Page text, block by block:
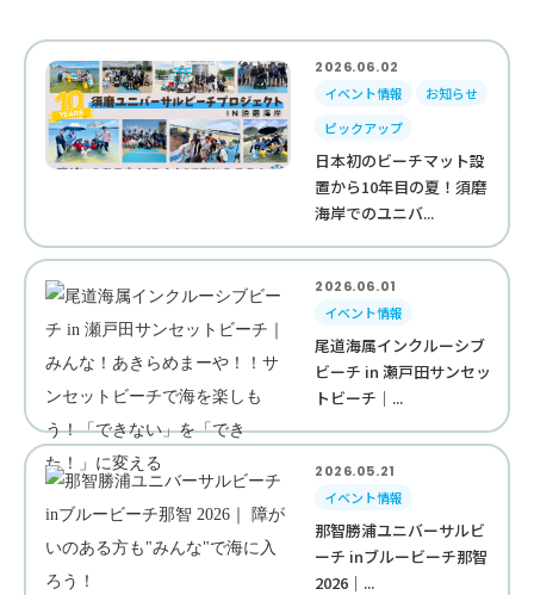
2026.06.02
イベント情報
お知らせ
ピックアップ
日本初のビーチマット設
置から10年目の夏！須磨
海岸でのユニバ...
2026.06.01
イベント情報
尾道海属インクルーシブ
ビーチ in 瀬戸田サンセッ
トビーチ｜...
2026.05.21
イベント情報
那智勝浦ユニバーサルビ
ーチ inブルービーチ那智
2026｜...